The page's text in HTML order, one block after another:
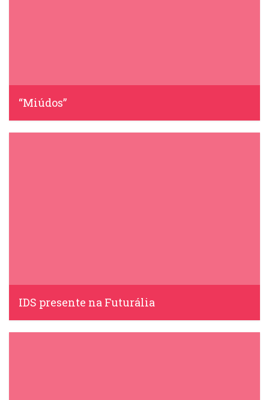
“Miúdos”
IDS, 30 Março, 2023
IDS presente na Futurália
IDS, 7 Abril, 2022